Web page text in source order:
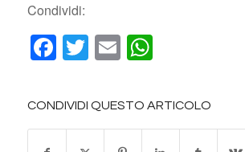
Condividi:
Facebook
Twitter
Email
CONDIVIDI QUESTO ARTICOLO